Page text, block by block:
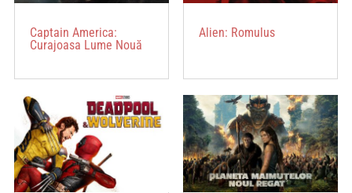
Captain America:
Curajoasa Lume Nouă
Alien: Romulus